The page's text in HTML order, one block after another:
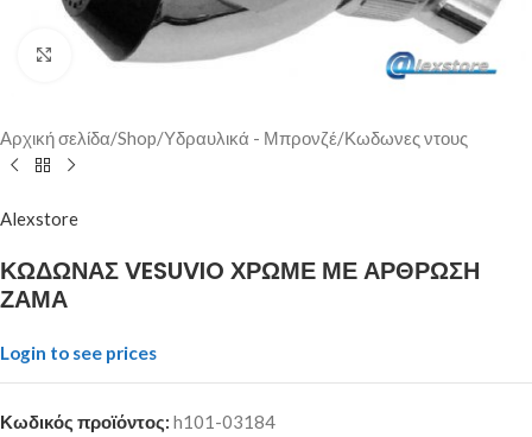
Click to enlarge
Αρχική σελίδα/Shop/Υδραυλικά - Μπρονζέ/Κωδωνες ντους
Alexstore
ΚΩΔΩΝΑΣ VESUVIO ΧΡΩΜΕ ΜΕ ΑΡΘΡΩΣΗ
ΖΑΜΑ
Login to see prices
Κωδικός προϊόντος: h101-03184